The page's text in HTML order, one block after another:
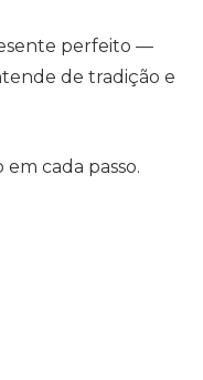
perfeito —
de tradição e
em cada passo.